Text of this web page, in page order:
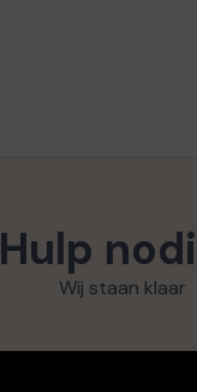
Hulp
Wij staan klaar